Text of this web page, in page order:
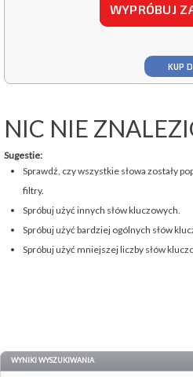
WYPRÓBUJ
KUP
NIC NIE
Sugestie:
Sprawdź, czy wszystkie słowa zostały
filtry.
Spróbuj użyć innych słów kluczowych.
Spróbuj użyć bardziej ogólnych słów
Spróbuj użyć mniejszej liczby słów
WYNIKI WYSZUKIWANIA